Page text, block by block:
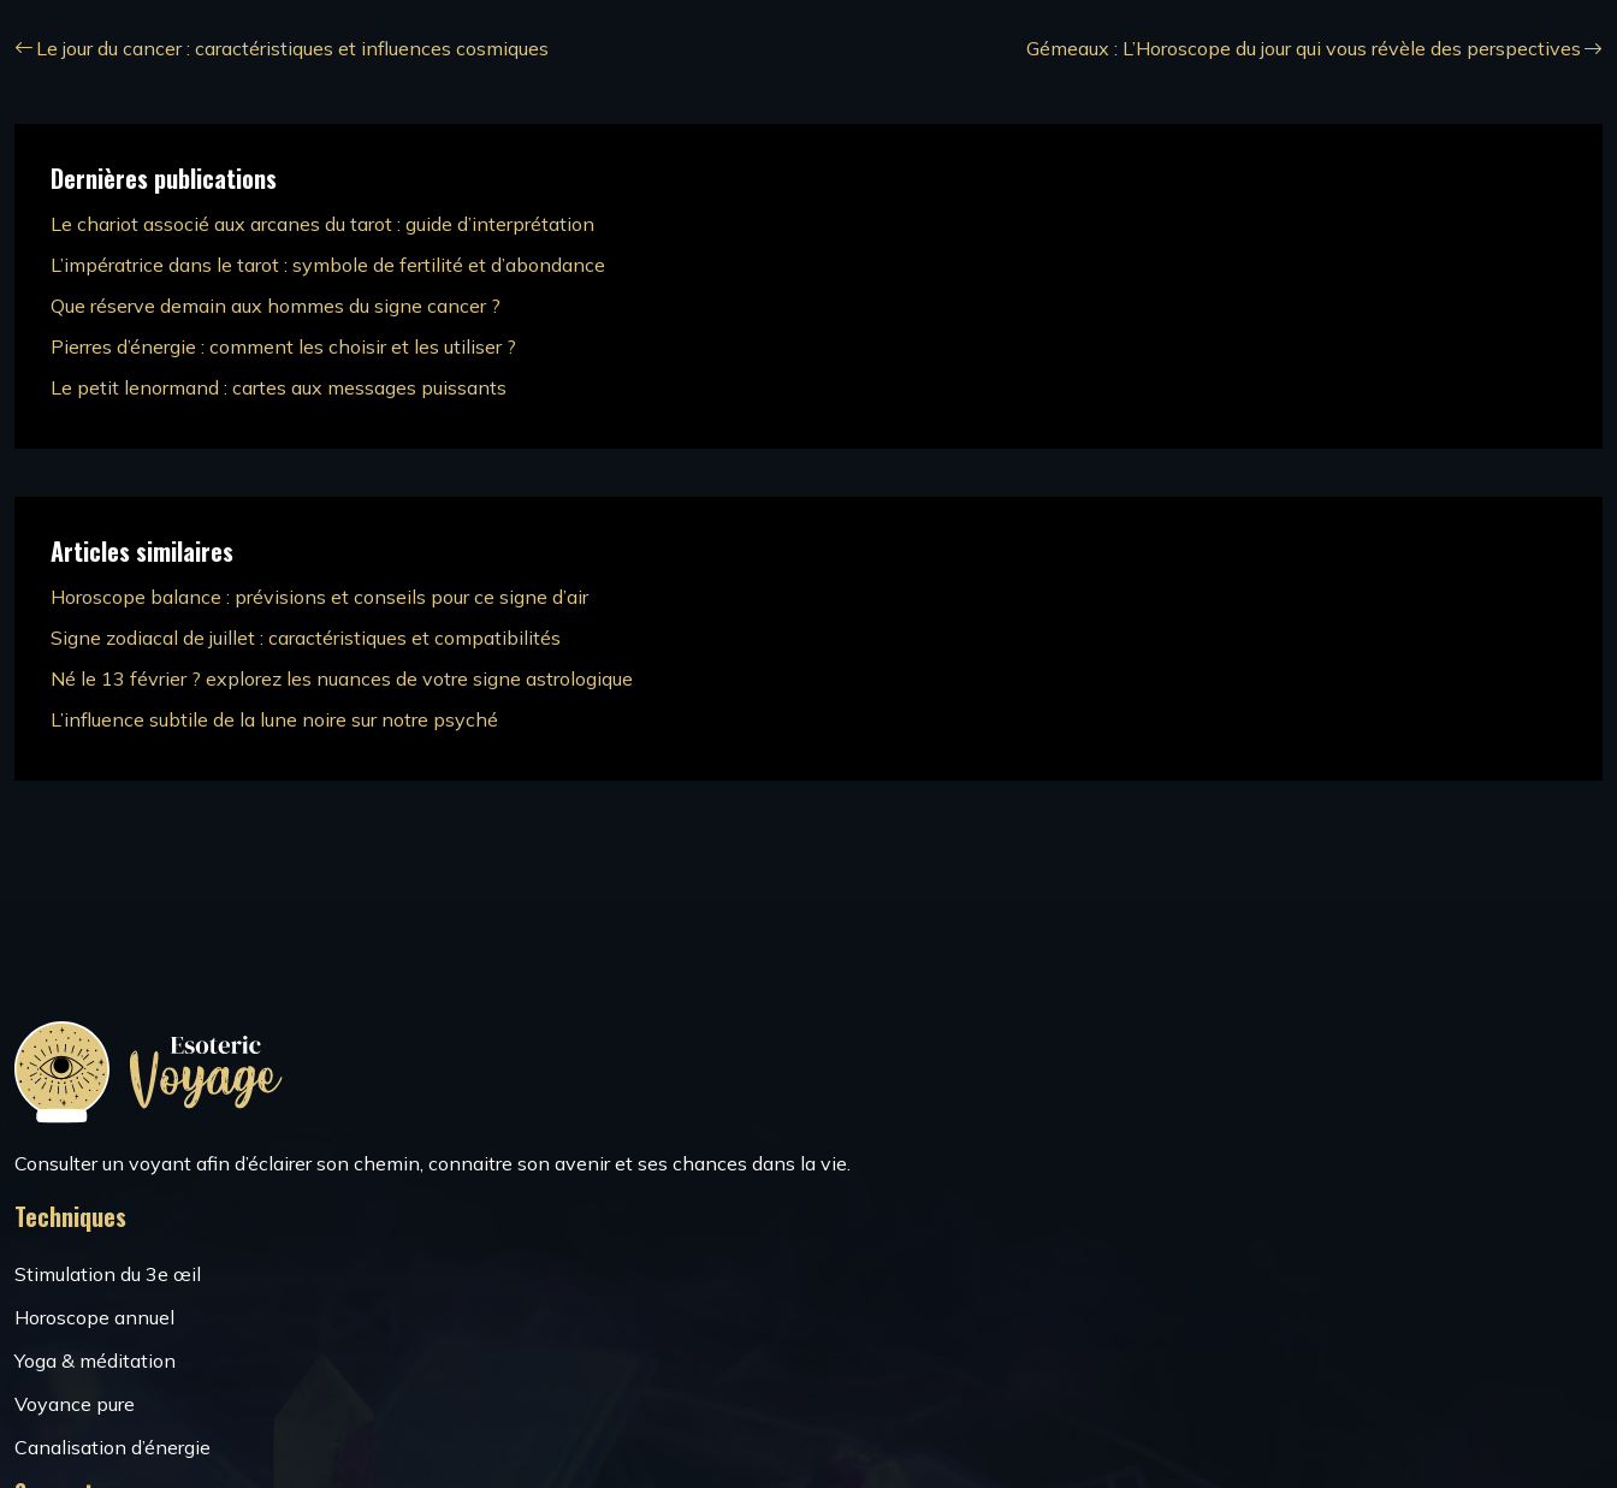
Le jour du cancer : caractéristiques et influences cosmiques Gémeaux : L’Horoscope du jour qui vous révèle des perspectives
Dernières publications
Le chariot associé aux arcanes du tarot : guide d’interprétation
L’impératrice dans le tarot : symbole de fertilité et d’abondance
Que réserve demain aux hommes du signe cancer ?
Pierres d’énergie : comment les choisir et les utiliser ?
Le petit lenormand : cartes aux messages puissants
Articles similaires
Horoscope balance : prévisions et conseils pour ce signe d’air
Signe zodiacal de juillet : caractéristiques et compatibilités
Né le 13 février ? explorez les nuances de votre signe astrologique
L’influence subtile de la lune noire sur notre psyché
Consulter un voyant afin d’éclairer son chemin, connaitre son avenir et ses chances dans la vie.
Techniques
Stimulation du 3e œil
Horoscope annuel
Yoga & méditation
Voyance pure
Canalisation d’énergie